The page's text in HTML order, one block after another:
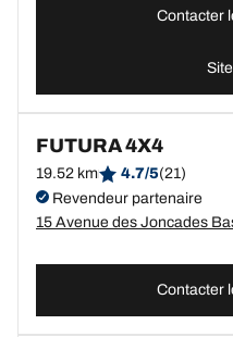
Contacter
FUTURA 4X4
19.52 km 4.7/5(21)
Revendeur partenaire
Contacter